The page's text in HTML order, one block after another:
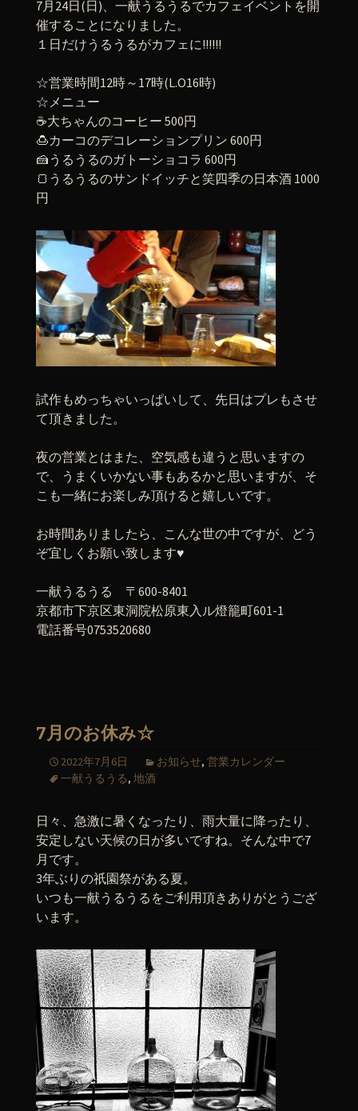
7月24日(日)、一献うるうるでカフェイベントを開
催することになりました。
１日だけうるうるがカフェに!!!!!!
☆営業時間12時～17時(L.O16時)
☆メニュー
☕大ちゃんのコーヒー 500円
🍮カーコのデコレーションプリン 600円
🍰うるうるのガトーショコラ 600円
🍞うるうるのサンドイッチと笑四季の日本酒 1000
円
試作もめっちゃいっぱいして、先日はプレもさせ
て頂きました。
夜の営業とはまた、空気感も違うと思いますの
で、うまくいかない事もあるかと思いますが、そ
こも一緒にお楽しみ頂けると嬉しいです。
お時間ありましたら、こんな世の中ですが、どう
ぞ宜しくお願い致します♥️
一献うるうる 〒600-8401
京都市下京区東洞院松原東入ル燈籠町601-1
電話番号0753520680
7月のお休み☆
2022年7月6日 お知らせ, 営業カレンダー
一献うるうる, 地酒
日々、急激に暑くなったり、雨大量に降ったり、
安定しない天候の日が多いですね。そんな中で7
月です。
3年ぶりの祇園祭がある夏。
いつも一献うるうるをご利用頂きありがとうござ
います。